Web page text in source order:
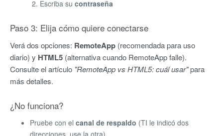
Escriba su contraseña
Paso 3: Elija cómo quiere conectarse
Verá dos opciones: RemoteApp (recomendada para uso
diario) y HTML5 (alternativa cuando RemoteApp falle).
Consulte el artículo "RemoteApp vs HTML5: cuál usar"para
más detalles.
¿No funciona?
Pruebe con el canal de respaldo (TI le indicó dos
direcciones, use la otra)